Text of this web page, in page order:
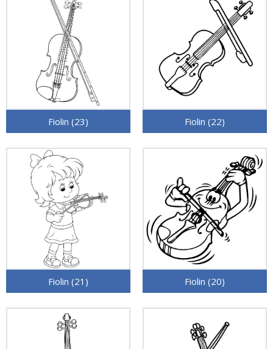
Fiolin (23) Fiolin (22)
Fiolin (21) Fiolin (20)